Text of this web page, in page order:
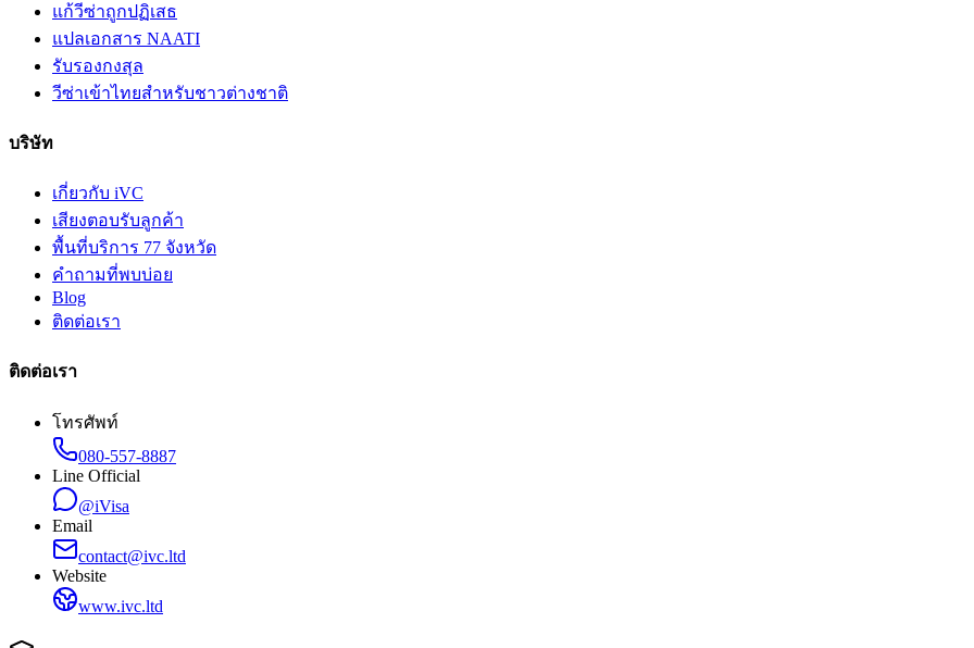
แก้วีซ่าถูกปฏิเสธ
แปลเอกสาร NAATI
รับรองกงสุล
วีซ่าเข้าไทยสำหรับชาวต่างชาติ
บริษัท
เกี่ยวกับ iVC
เสียงตอบรับลูกค้า
พื้นที่บริการ 77 จังหวัด
คำถามที่พบบ่อย
Blog
ติดต่อเรา
ติดต่อเรา
โทรศัพท์
080-557-8887
Line Official
@iVisa
Email
contact@ivc.ltd
Website
www.ivc.ltd